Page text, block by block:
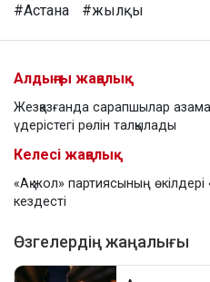
#Астана #жылқы
Алдыңғы жаңалық
Жезқазғанда сарапшылар
үдерістегі рөлін талқылады
Келесі жаңалық
«Ақ жол» партиясының
кездесті